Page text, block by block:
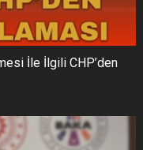
İle İlgili CHP’den